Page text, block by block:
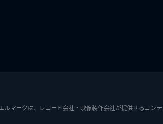
ルマークは、レコード会社・映像製作会社が提供するコン